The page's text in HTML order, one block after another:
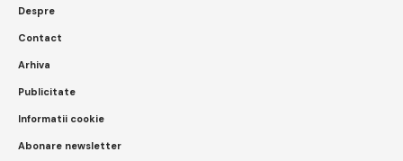
Despre
Contact
Arhiva
Publicitate
Informatii cookie
Abonare newsletter